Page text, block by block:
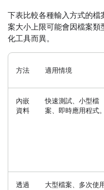
下表比較各種輸入方式的
案大小上限可能會因檔案
化工具而異。
方法 適用情境
內嵌
資料
快速測試、小型檔
案、即時應用程式。
透過
大型檔案、多次使